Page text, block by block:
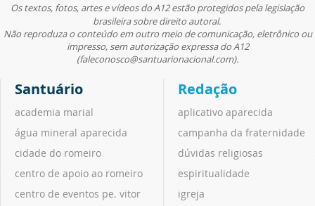
Os textos, fotos, artes e vídeos do A12 estão protegidos pela legislação
brasileira sobre direito autoral.
Não reproduza o conteúdo em outro meio de comunicação, eletrônico ou
impresso, sem autorização expressa do A12
(faleconosco@santuarionacional.com).
Santuário
academia marial
água mineral aparecida
cidade do romeiro
centro de apoio ao romeiro
centro de eventos pe. vitor
Redação
aplicativo aparecida
campanha da fraternidade
dúvidas religiosas
espiritualidade
igreja